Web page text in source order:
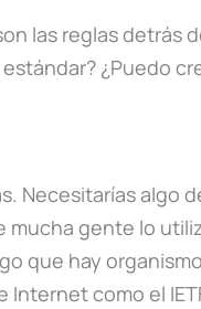
las reglas detrás
¿Puedo
Necesitarías algo
mucha gente lo
que hay
Internet como el